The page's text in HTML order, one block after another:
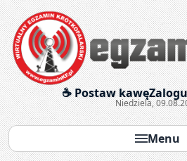
☕ Postaw kawę
Niedziela,
Menu